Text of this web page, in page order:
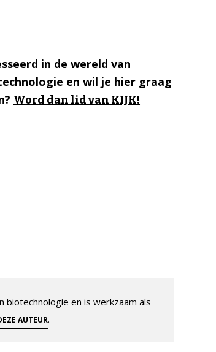
in de wereld van
en wil je hier graag
Word dan lid van KIJK!
biotechnologie en is werkzaam als
AUTEUR.